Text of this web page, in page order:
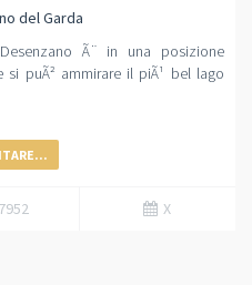
del Garda
Ã¨ in una posizione
puÃ² ammirare il piÃ¹ bel lago
7952 X